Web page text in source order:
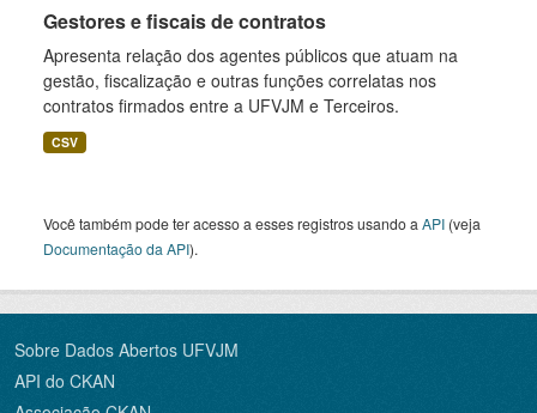
Gestores e fiscais de contratos
Apresenta relação dos agentes públicos que atuam na
gestão, fiscalização e outras funções correlatas nos
contratos firmados entre a UFVJM e Terceiros.
CSV
Você também pode ter acesso a esses registros usando a API (veja
Documentação da API).
Sobre Dados Abertos UFVJM
API do CKAN